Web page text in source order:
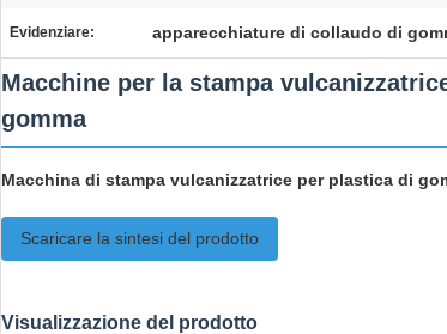
Evidenziare: apparecchiature di collaudo di
Macchine per la stampa
gomma
Macchina di stampa vulcanizzatrice per plastica di
Scaricare la sintesi del prodotto
Visualizzazione del prodotto